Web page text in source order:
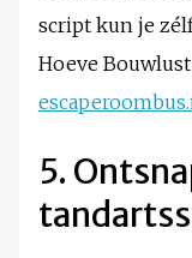
script kun je
Hoeve Bouwlust
5.